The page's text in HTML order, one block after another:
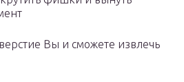
Вы и сможете извлечь